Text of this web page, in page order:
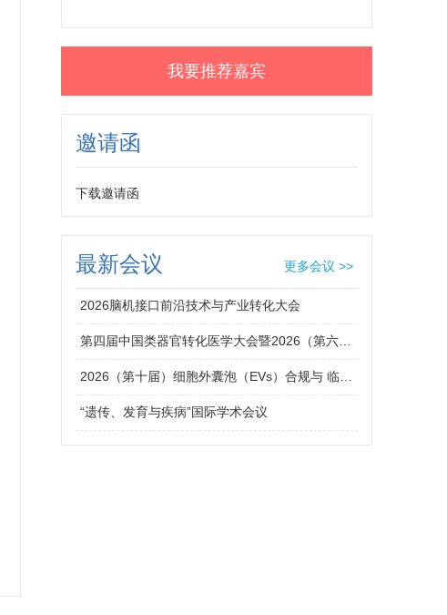
我要推荐嘉宾
邀请函
下载邀请函
最新会议 更多会议 >>
2026脑机接口前沿技术与产业转化大会
第四届中国类器官转化医学大会暨2026（第六届）类器官大会（北京站）
“遗传、发育与疾病”国际学术会议